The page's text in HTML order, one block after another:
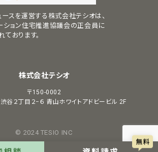
ースを運営する株式会社テシオは、
ション住宅推進協議会の正会員に
ております。
株式会社テシオ
〒150-0002
谷２丁目２−６ 青山ホワイトアドビービル 2F
© 2024 TESIO INC